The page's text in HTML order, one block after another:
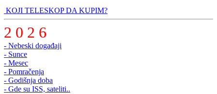
KOJI TELESKOP DA KUPIM?
2 0 2 6
- Nebeski događaji
- Sunce
- Mesec
- Pomračenja
- Godišnja doba
- Gde su ISS, sateliti..